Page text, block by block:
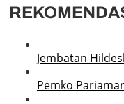
Jembatan
Pemko